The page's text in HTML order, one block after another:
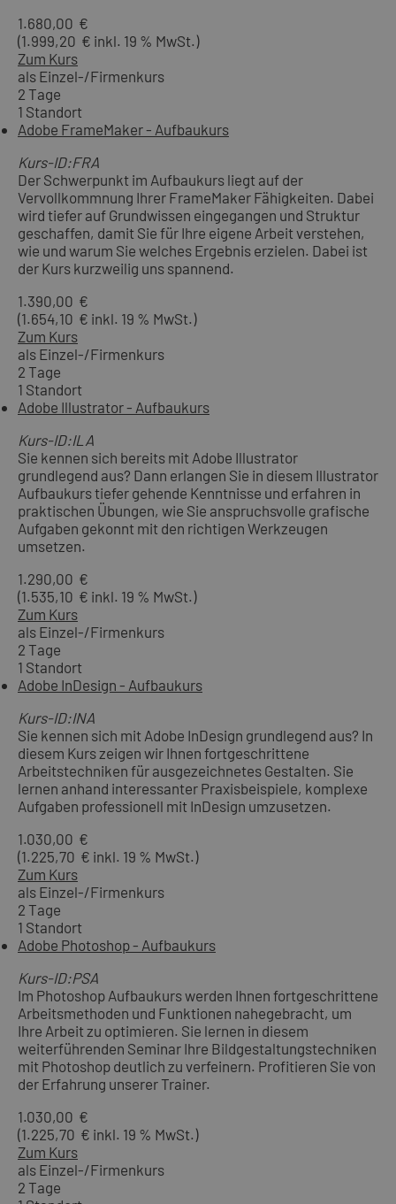
1.680,00 €
(1.999,20 € inkl. 19 % MwSt.)
Zum Kurs
als Einzel-/Firmenkurs
2 Tage
1 Standort
Adobe FrameMaker - Aufbaukurs
Kurs-ID:FRA
Der Schwerpunkt im Aufbaukurs liegt auf der
Vervollkommnung Ihrer FrameMaker Fähigkeiten. Dabei
wird tiefer auf Grundwissen eingegangen und Struktur
geschaffen, damit Sie für Ihre eigene Arbeit verstehen,
wie und warum Sie welches Ergebnis erzielen. Dabei ist
der Kurs kurzweilig uns spannend.
1.390,00 €
(1.654,10 € inkl. 19 % MwSt.)
Zum Kurs
als Einzel-/Firmenkurs
2 Tage
1 Standort
Adobe Illustrator - Aufbaukurs
Kurs-ID:ILA
Sie kennen sich bereits mit Adobe Illustrator
grundlegend aus? Dann erlangen Sie in diesem Illustrator
Aufbaukurs tiefer gehende Kenntnisse und erfahren in
praktischen Übungen, wie Sie anspruchsvolle grafische
Aufgaben gekonnt mit den richtigen Werkzeugen
umsetzen.
1.290,00 €
(1.535,10 € inkl. 19 % MwSt.)
Zum Kurs
als Einzel-/Firmenkurs
2 Tage
1 Standort
Adobe InDesign - Aufbaukurs
Kurs-ID:INA
Sie kennen sich mit Adobe InDesign grundlegend aus? In
diesem Kurs zeigen wir Ihnen fortgeschrittene
Arbeitstechniken für ausgezeichnetes Gestalten. Sie
lernen anhand interessanter Praxisbeispiele, komplexe
Aufgaben professionell mit InDesign umzusetzen.
1.030,00 €
(1.225,70 € inkl. 19 % MwSt.)
Zum Kurs
als Einzel-/Firmenkurs
2 Tage
1 Standort
Adobe Photoshop - Aufbaukurs
Kurs-ID:PSA
Im Photoshop Aufbaukurs werden Ihnen fortgeschrittene
Arbeitsmethoden und Funktionen nahegebracht, um
Ihre Arbeit zu optimieren. Sie lernen in diesem
weiterführenden Seminar Ihre Bildgestaltungstechniken
mit Photoshop deutlich zu verfeinern. Profitieren Sie von
der Erfahrung unserer Trainer.
1.030,00 €
(1.225,70 € inkl. 19 % MwSt.)
Zum Kurs
als Einzel-/Firmenkurs
2 Tage